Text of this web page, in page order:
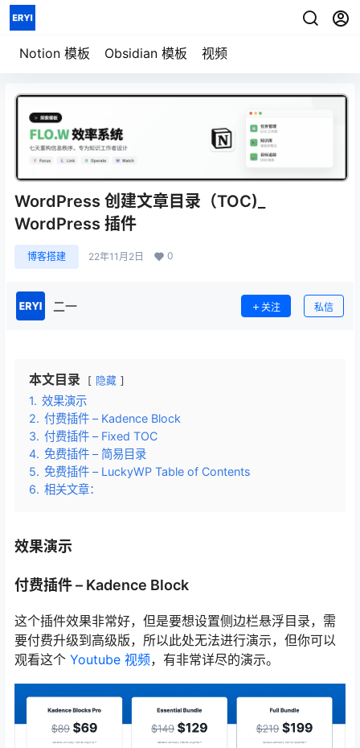
Notion 模板 Obsidian 模板 视频
WordPress 创建文章目录（TOC)_
WordPress 插件
博客搭建 22年11月2日 0
二一 关注 私信
本文目录 隐藏
1. 效果演示
2. 付费插件 – Kadence Block
3. 付费插件 – Fixed TOC
4. 免费插件 – 简易目录
5. 免费插件 – LuckyWP Table of Contents
6. 相关文章：
效果演示
付费插件 – Kadence Block
这个插件效果非常好，但是要想设置侧边栏悬浮目录，需
要付费升级到高级版，所以此处无法进行演示，但你可以
观看这个 Youtube 视频，有非常详尽的演示。
笔记、任务、项目与人生